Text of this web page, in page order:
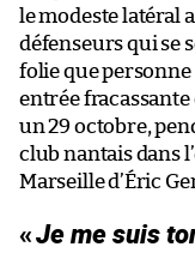
le modeste latéral
défenseurs qui se
folie que personne
entrée fracassante
un 29 octobre,
club nantais dans
Marseille d’Éric
«Je me suis